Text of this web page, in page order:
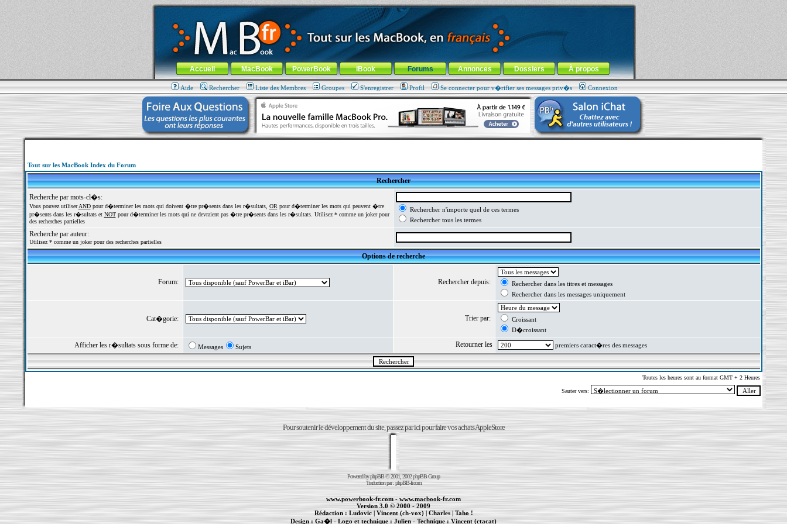
MacBook-fr.com : 100% Apple... 100% nomade !
Aller au contenu-Aller au menu général-Aller au menu de la rubrique
Menu général
Accueil MacBook PowerBook iBook Forums Annonces Dossiers À propos
Aide Rechercher Liste des Membres Groupes S'enregistrer Profil Se connecter pour v�rifier ses messages priv�s Connexion
Tout sur les MacBook Index du Forum
Rechercher
Recherche par mots-cl�s:
Vous pouvez utiliserANDpour d�terminer les mots qui doivent �tre pr�sents dans les r�sultats, OR pour d�terminer les mots qui peuvent �tre
pr�sents dans les r�sultats et NOTpour d�terminer les mots qui ne devraient pas �tre pr�sents dans les r�sultats. Utilisez * comme un joker pour
des recherches partielles
Rechercher n'importe quel de ces termes
Rechercher tous les termes
Recherche par auteur:
Utilisez * comme un joker pour des recherches partielles
Options de recherche
Forum: Rechercher depuis:
Rechercher dans les titres et messages
Rechercher dans les messages uniquement
Cat�gorie: Trier par:
Croissant
D�croissant
Afficher les r�sultats sous forme de: Messages Sujets Retourner les premiers caract�res des messages
Toutes les heures sont au format GMT + 2 Heures
Sauter vers:
Pour soutenir le développement du site, passez par ici pour faire vos achats AppleStore
Powered byphpBB© 2001, 2002 phpBB Group
Traduction par :phpBB-fr.com
www.powerbook-fr.com-www.macbook-fr.com
Version 3.0 © 2000 - 2009
Rédaction :Ludovic| Vincent (ch-vox)|Charles| Taho !
Design : Ga�l - Logo et technique : Julien - Technique :Vincent (ctacat)